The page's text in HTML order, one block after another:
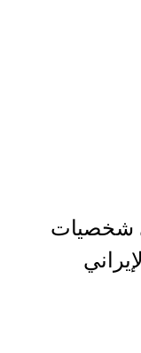
شخصيات